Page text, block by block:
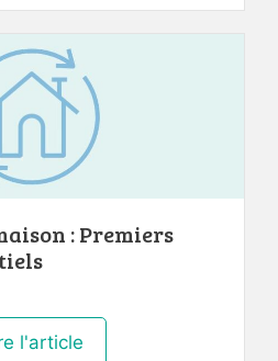
: Premiers
l'article